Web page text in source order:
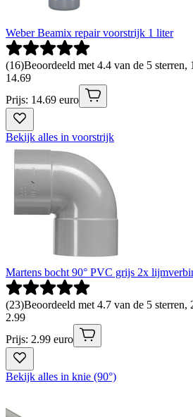
Weber Beamix repair voorstrijk 1 liter
(16)Beoordeeld met 4.4 van de 5 sterren,
14.69
Prijs: 14.69 euro
Bekijk alles in voorstrijk
Martens bocht 90° PVC grijs 2x
(23)Beoordeeld met 4.7 van de 5 sterren,
2.99
Prijs: 2.99 euro
Bekijk alles in knie (90°)